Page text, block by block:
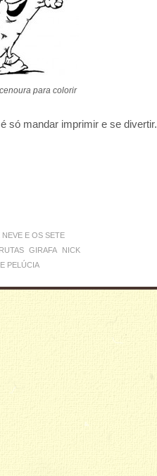
para colorir
só mandar imprimir e se divertir.
NEVE E OS SETE
GIRAFA
NICK
PELÚCIA